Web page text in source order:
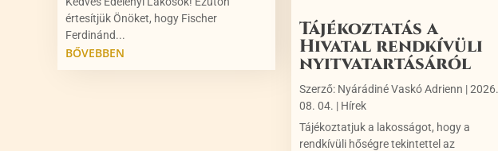
értesítjük Önöket, hogy Fischer
Ferdinánd...
BŐVEBBEN
Tájékoztatás a
Hivatal rendkívüli
nyitvatartásáról
Szerző: Nyárádiné Vaskó Adrienn |2026.
08. 04. | Hírek
Tájékoztatjuk a lakosságot, hogy a
rendkívüli hőségre tekintettel az